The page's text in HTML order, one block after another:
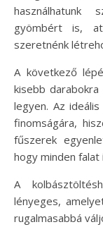
használhatunk
gyömbért is,
szeretnénk
A következő
kisebb
legyen. Az
finomságára,
fűszerek
hogy minden
A
lényeges,
rugalmasabbá